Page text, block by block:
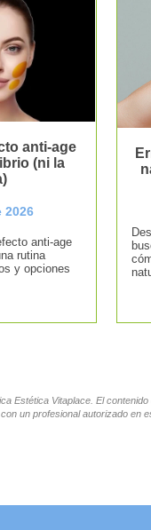
anti-age
(ni la
2026
anti-age
rutina
y opciones
Estética Vitaplace. El
un profesional autorizado